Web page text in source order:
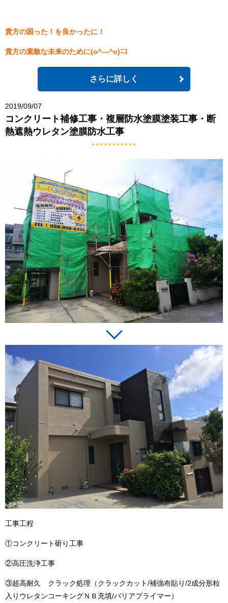
貴方の困った！を良かったに！
貴方の素敵な未来のために(o^―^o)ﾆｺ
さらに詳しく
2019/09/07
コンクリート補修工事・複層防水塗膜塗装工事・断
熱遮熱ウレタン塗膜防水工事
工事工程
①コンクリート斫り工事
②高圧洗浄工事
③超高耐久 クラック処理（クラックカット/補強布貼り/2成分形粒
入りウレタンコーキングＮＢ充填/バリアプライマー）